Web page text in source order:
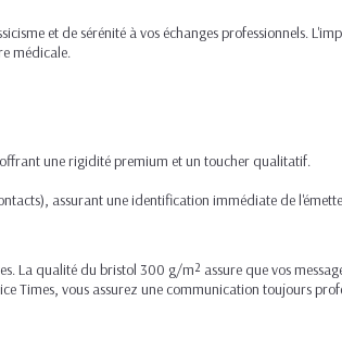
et de sérénité à vos échanges professionnels.
médicale.
une rigidité premium et un toucher qualitatif.
assurant une identification immédiate de
La qualité du bristol 300 g/m² assure que vos
Times, vous assurez une communication toujours